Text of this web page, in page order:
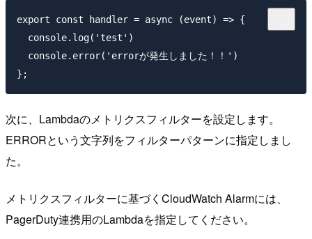
export const handler = async (event) => {
  console.log('test')
  console.error('errorが発生しました！！')
次に、Lambdaのメトリクスフィルターを設定します。
ERRORという文字列をフィルターパターンに指定しまし
た。
メトリクスフィルターに基づくCloudWatch Alarmには、
PagerDuty連携用のLambdaを指定してください。